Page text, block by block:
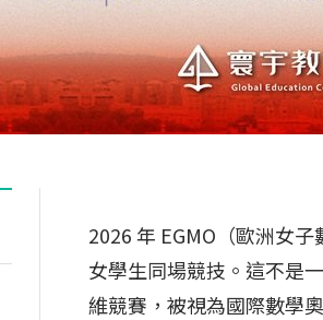
2026 年 EGMO（歐洲女
女學生同場競技。這不是
維競賽，被視為國際數學